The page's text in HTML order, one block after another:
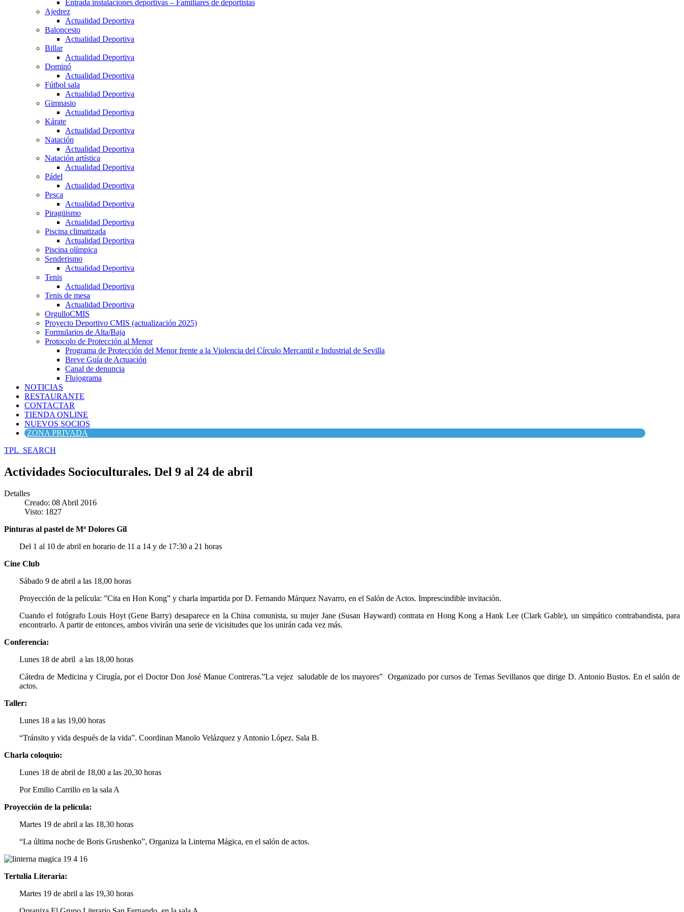
Entrada instalaciones deportivas – Familiares de deportistas
Ajedrez
Actualidad Deportiva
Baloncesto
Actualidad Deportiva
Billar
Actualidad Deportiva
Dominó
Actualidad Deportiva
Fútbol sala
Actualidad Deportiva
Gimnasio
Actualidad Deportiva
Kárate
Actualidad Deportiva
Natación
Actualidad Deportiva
Natación artística
Actualidad Deportiva
Pádel
Actualidad Deportiva
Pesca
Actualidad Deportiva
Piragüismo
Actualidad Deportiva
Piscina climatizada
Actualidad Deportiva
Piscina olímpica
Senderismo
Actualidad Deportiva
Tenis
Actualidad Deportiva
Tenis de mesa
Actualidad Deportiva
OrgulloCMIS
Proyecto Deportivo CMIS (actualización 2025)
Formularios de Alta/Baja
Protocolo de Protección al Menor
Programa de Protección del Menor frente a la Violencia del Círculo Mercantil e Industrial de Sevilla
Breve Guía de Actuación
Canal de denuncia
Flujograma
NOTICIAS
RESTAURANTE
CONTACTAR
TIENDA ONLINE
NUEVOS SOCIOS
ZONA PRIVADA
TPL_SEARCH
Actividades Socioculturales. Del 9 al 24 de abril
Detalles
Creado: 08 Abril 2016
Visto: 1827
Pinturas al pastel de Mª Dolores Gil
Del 1 al 10 de abril en horario de 11 a 14 y de 17:30 a 21 horas
Cine Club
Sábado 9 de abril a las 18,00 horas
Proyección de la película: ”Cita en Hon Kong” y charla impartida por D. Fernando Márquez Navarro, en el Salón de Actos. Imprescindible invitación.
Cuando el fotógrafo Louis Hoyt (Gene Barry) desaparece en la China comunista, su mujer Jane (Susan Hayward) contrata en Hong Kong a Hank Lee (Clark Gable), un simpático contrabandista, para
encontrarlo. A partir de entonces, ambos vivirán una serie de vicisitudes que los unirán cada vez más.
Conferencia:
Lunes 18 de abril a las 18,00 horas
Cátedra de Medicina y Cirugía, por el Doctor Don José Manue Contreras.”La vejez saludable de los mayores” Organizado por cursos de Temas Sevillanos que dirige D. Antonio Bustos. En el salón de
actos.
Taller:
Lunes 18 a las 19,00 horas
“Tránsito y vida después de la vida”. Coordinan Manolo Velázquez y Antonio López. Sala B.
Charla coloquio:
Lunes 18 de abril de 18,00 a las 20,30 horas
Por Emilio Carrillo en la sala A
Proyección de la película:
Martes 19 de abril a las 18,30 horas
“La última noche de Boris Grushenko”, Organiza la Linterna Mágica, en el salón de actos.
Tertulia Literaria:
Martes 19 de abril a las 19,30 horas